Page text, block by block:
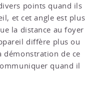
points quand ils
et cet angle est plus
la distance au foyer
diffère plus ou
démonstration de ce
quand il